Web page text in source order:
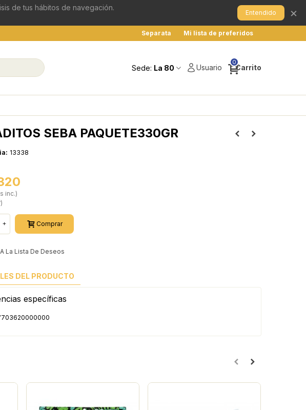
de tus hábitos de navegación.
Entendido ×
Separata Mi lista de preferidos
Sede: La 80 Usuario
0
Carrito
SEBA PAQUETE330GR
13338
inc.)
+ Comprar
La Lista De Deseos
DEL PRODUCTO
específicas